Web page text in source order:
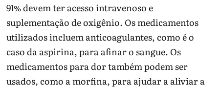
91% devem ter acesso intravenoso e
suplementação de oxigênio. Os medicamentos
utilizados incluem anticoagulantes, como é o
caso da aspirina, para afinar o sangue. Os
medicamentos para dor também podem ser
usados, como a morfina, para ajudar a aliviar a